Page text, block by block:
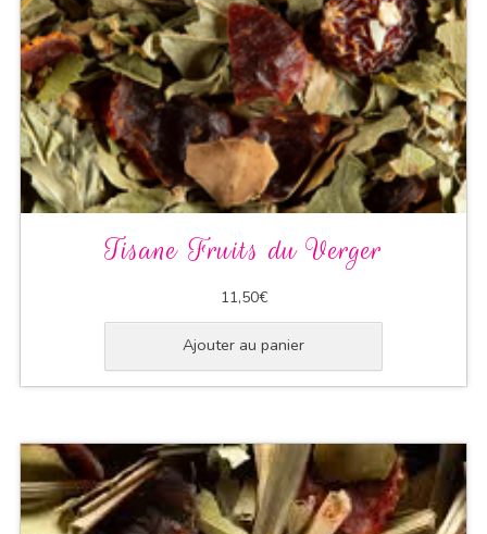
Tisane Fruits du Verger
11,50€
Ajouter au panier